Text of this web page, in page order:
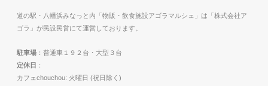
道の駅・八幡浜みなっと内「物販・飲食施設アゴラマルシェ」は「株式会社ア
ゴラ」が民設民営にて運営しております。
駐車場 ：普通車１９２台・大型３台
定休日 ：
カフェchouchou: 火曜日 (祝日除く)